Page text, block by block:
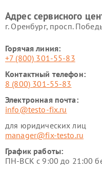
Адрес сервисного
г. Оренбург, просп.
Горячая линия:
+7 (800) 301-55-83
Контактный телефон:
8 (800) 301-55-83
Электронная почта:
info@testo-fix.ru
для юридических лиц
manager@fix-testo.ru
График работы:
ПН-ВСК с 9:00 до 21:00